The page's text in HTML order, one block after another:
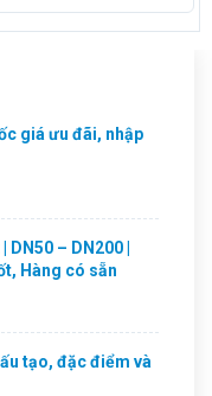
giá ưu đãi, nhập
– DN200 |
Hàng có sẵn
tạo, đặc điểm và